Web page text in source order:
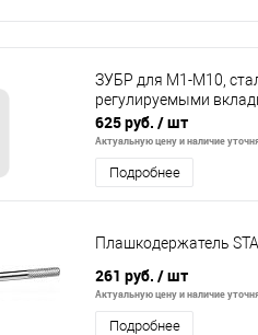
ЗУБР для M1-M10,
регулируемыми
625 руб. / шт
Актуальную цену и наличие
Подробнее
Плашкодержатель
261 руб. / шт
Актуальную цену и наличие
Подробнее